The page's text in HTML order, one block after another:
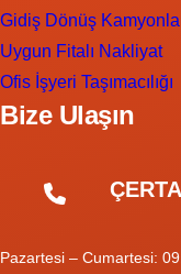
Gidiş Dönüş
Uygun Fitalı Nakliyat
Ofis İşyeri Taşımacılığı
Bize Ulaşın
Pazartesi – Cumartesi: